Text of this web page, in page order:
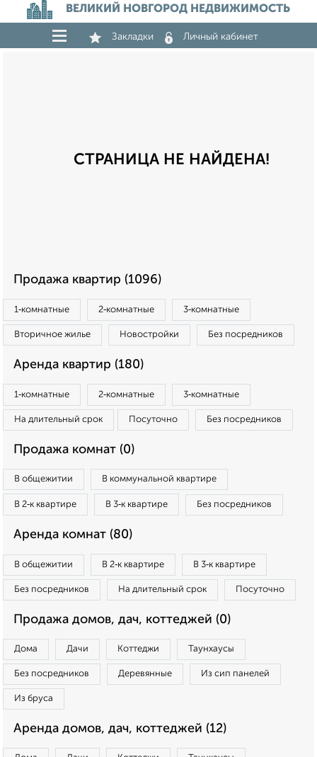
ВЕЛИКИЙ НОВГОРОД НЕДВИЖИМОСТЬ
Закладки Личный кабинет
СТРАНИЦА НЕ НАЙДЕНА!
Продажа квартир (1096)
1‑комнатные 2‑комнатные 3‑комнатные
Вторичное жилье Новостройки Без посредников
Аренда квартир (180)
1‑комнатные 2‑комнатные 3‑комнатные
На длительный срок Посуточно Без посредников
Продажа комнат (0)
В общежитии В коммунальной квартире
В 2‑к квартире В 3‑к квартире Без посредников
Аренда комнат (80)
В общежитии В 2‑к квартире В 3‑к квартире
Без посредников На длительный срок Посуточно
Продажа домов, дач, коттеджей (0)
Дома Дачи Коттеджи Таунхаусы
Без посредников Деревянные Из сип панелей
Из бруса
Аренда домов, дач, коттеджей (12)